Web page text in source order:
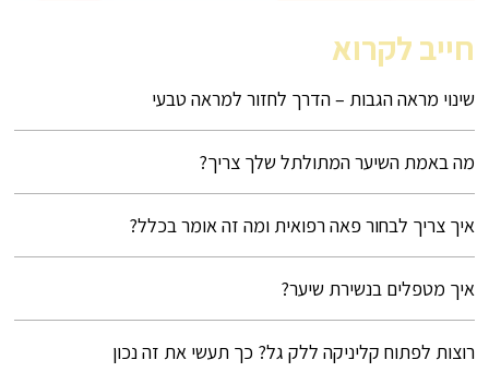
חייב לקרוא
שינוי מראה הגבות – הדרך לחזור למראה טבעי
מה באמת השיער המתולתל שלך צריך?
איך צריך לבחור פאה רפואית ומה זה אומר בכלל?
איך מטפלים בנשירת שיער?
רוצות לפתוח קליניקה ללק גל? כך תעשי את זה נכון